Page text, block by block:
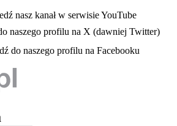
się w nowej karcie
nasz kanał w serwisie YouTube
karcie
naszego profilu na X (dawniej Twitter)
otwiera się w nowej karcie
do naszego profilu na Facebooku